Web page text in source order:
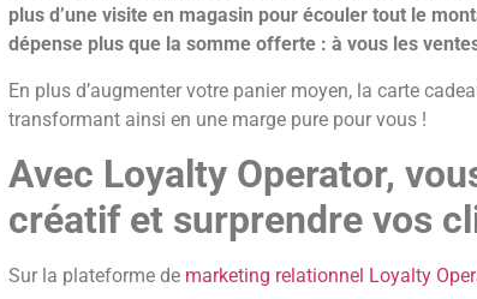
plus d’une visite en magasin pour écouler tout le
dépense plus que la somme offerte : à vous les
En plus d’augmenter votre panier moyen, la carte
transformant ainsi en une marge pure pour vous !
Avec Loyalty Operator,
créatif et surprendre vos
Sur la plateforme de marketing relationnel Loyalty